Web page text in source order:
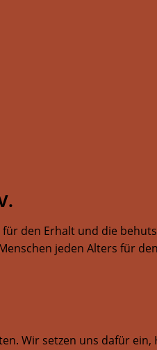
den Erhalt und die
jeden Alters für
Wir setzen uns dafür